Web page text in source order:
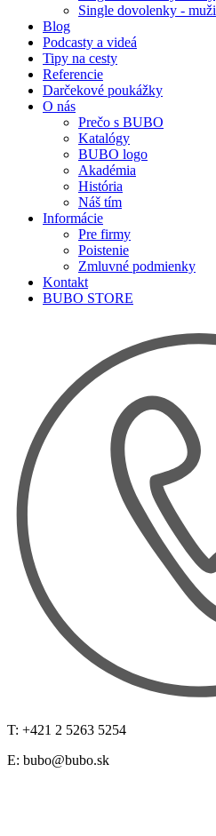
Single dovolenky - muži
Blog
Podcasty a videá
Tipy na cesty
Referencie
Darčekové poukážky
O nás
Prečo s BUBO
Katalógy
BUBO logo
Akadémia
História
Náš tím
Informácie
Pre firmy
Poistenie
Zmluvné podmienky
Kontakt
BUBO STORE
T: +421 2 5263 5254
E: bubo@bubo.sk